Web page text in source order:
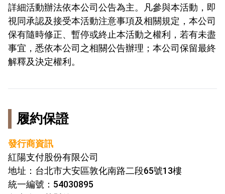
詳細活動辦法依本公司公告為主。凡參與本活動，即
視同承認及接受本活動注意事項及相關規定，本公司
保有隨時修正、暫停或終止本活動之權利，若有未盡
事宜，悉依本公司之相關公告辦理；本公司保留最終
解釋及決定權利。
履約保證
發行商資訊
紅陽支付股份有限公司
地址：台北市大安區敦化南路二段65號13樓
統一編號：54030895